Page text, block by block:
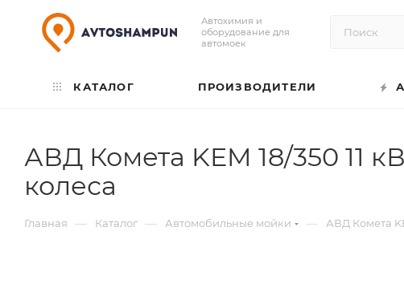
Автохимия и
оборудование для
автомоек
КАТАЛОГ ПРОИЗВОДИТЕЛИ
АВД Комета KEM 18/350 11
колеса
Главная — Каталог — Автомобильные мойки — АВД Комета